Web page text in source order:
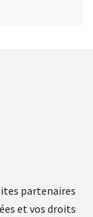
partenaires
et vos droits